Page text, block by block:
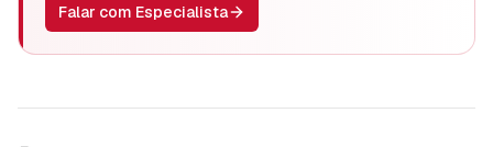
Falar com Especialista